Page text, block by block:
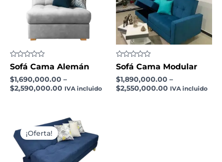
Valorado
con
0
de
5
Sofá Cama Alemán
$1,690,000.00 –
$2,590,000.00 IVA incluido
Valorado
con
0
de
5
Sofá Cama Modular
$1,890,000.00 –
$2,550,000.00 IVA incluido
¡Oferta!